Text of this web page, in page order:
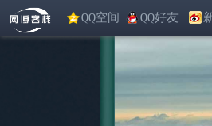
QQ空间 QQ好友